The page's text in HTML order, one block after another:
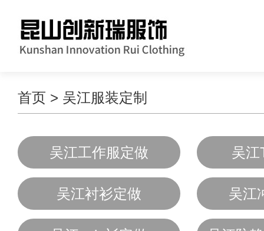
首页 > 吴江服装定制
吴江工作服定做 吴江
吴江衬衫定做 吴江